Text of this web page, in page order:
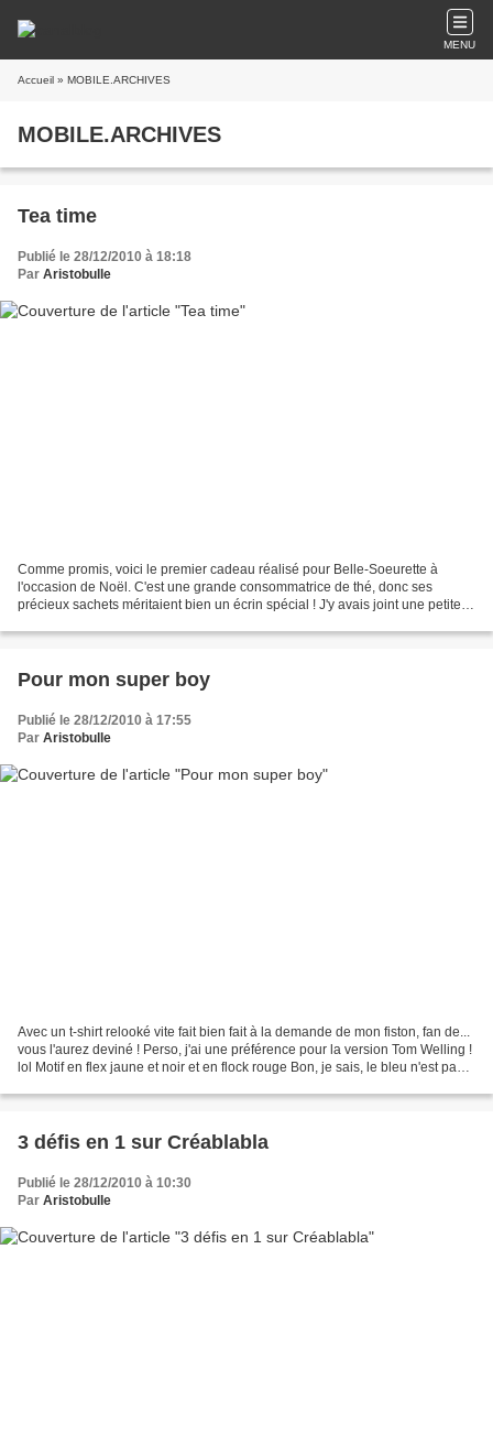
MENU
Accueil » MOBILE.ARCHIVES
MOBILE.ARCHIVES
Tea time
Publié le 28/12/2010 à 18:18
Par Aristobulle
Comme promis, voici le premier cadeau réalisé pour Belle-Soeurette à
l'occasion de Noël. C'est une grande consommatrice de thé, donc ses
précieux sachets méritaient bien un écrin spécial ! J'y avais joint une petite
Pour mon super boy
Publié le 28/12/2010 à 17:55
Par Aristobulle
Avec un t-shirt relooké vite fait bien fait à la demande de mon fiston, fan de...
vous l'aurez deviné ! Perso, j'ai une préférence pour la version Tom Welling !
lol Motif en flex jaune et noir et en flock rouge Bon, je sais, le bleu n'est pas
3 défis en 1 sur Créablabla
Publié le 28/12/2010 à 10:30
Par Aristobulle